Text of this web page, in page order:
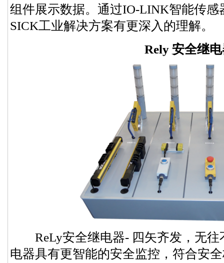
组件展示数据。通过IO-LINK智能传感
SICK工业解决方案有更深入的理解。
Rely 安全继电
ReLy安全继电器- 四矢齐发，无往
电器具有更智能的安全监控，符合安全